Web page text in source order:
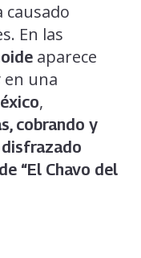
En las
aparece
en una
,
cobrando y
disfrazado
“El Chavo del